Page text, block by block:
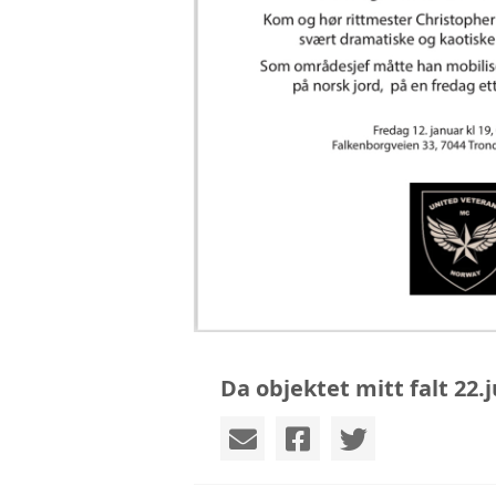
Da objektet mitt falt